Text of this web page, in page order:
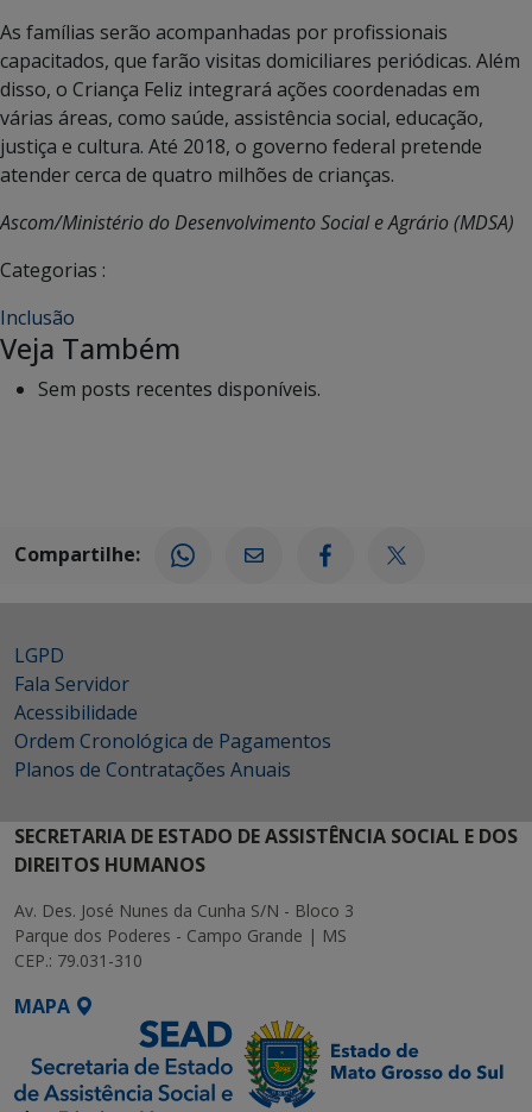
As famílias serão acompanhadas por profissionais
capacitados, que farão visitas domiciliares periódicas. Além
disso, o Criança Feliz integrará ações coordenadas em
várias áreas, como saúde, assistência social, educação,
justiça e cultura. Até 2018, o governo federal pretende
atender cerca de quatro milhões de crianças.
Ascom/Ministério do Desenvolvimento Social e Agrário (MDSA)
Categorias :
Inclusão
Veja Também
Sem posts recentes disponíveis.
Compartilhe:
LGPD
Fala Servidor
Acessibilidade
Ordem Cronológica de Pagamentos
Planos de Contratações Anuais
SECRETARIA DE ESTADO DE ASSISTÊNCIA SOCIAL E DOS
DIREITOS HUMANOS
Av. Des. José Nunes da Cunha S/N - Bloco 3
Parque dos Poderes - Campo Grande | MS
CEP.: 79.031-310
MAPA